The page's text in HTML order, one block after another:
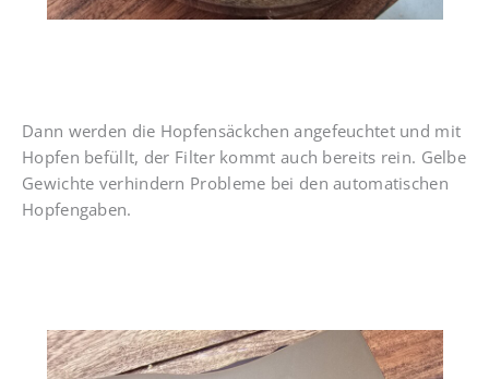
Dann werden die Hopfensäckchen angefeuchtet und mit
Hopfen befüllt, der Filter kommt auch bereits rein. Gelbe
Gewichte verhindern Probleme bei den automatischen
Hopfengaben.